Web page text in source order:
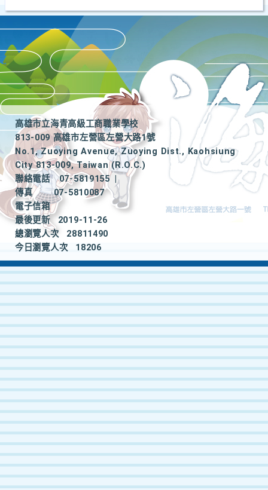
高雄市立海青高級工商職業學校
813-009 高雄市左營區左營大路1號
No.1, Zuoying Avenue, Zuoying Dist., Kaohsiung
City 813-009, Taiwan (R.O.C.)
聯絡電話
07-5819155
|
傳真
07-5810087
電子信箱
最後更新
2019-11-26
總瀏覽人次
28811490
今日瀏覽人次
18206